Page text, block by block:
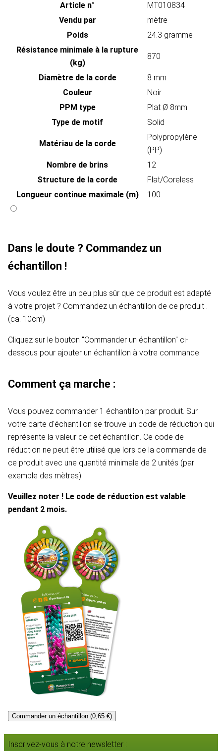
Article n°
MT010834
Vendu par
mètre
Poids
24.3 gramme
Résistance minimale à la rupture
(kg)
870
Diamètre de la corde
8 mm
Couleur
Noir
PPM type
Plat Ø 8mm
Type de motif
Solid
Matériau de la corde
Polypropylène
(PP)
Nombre de brins
12
Structure de la corde
Flat/Coreless
Longueur continue maximale (m)
100
Dans le doute ? Commandez un
échantillon !
Vous voulez être un peu plus sûr que ce produit est adapté
à votre projet ? Commandez un échantillon de ce produit .
(ca. 10cm)
Cliquez sur le bouton "Commander un échantillon" ci-
dessous pour ajouter un échantillon à votre commande.
Comment ça marche :
Vous pouvez commander 1 échantillon par produit. Sur
votre carte d'échantillon se trouve un code de réduction qui
représente la valeur de cet échantillon. Ce code de
réduction ne peut être utilisé que lors de la commande de
ce produit avec une quantité minimale de 2 unités (par
exemple des mètres).
Veuillez noter ! Le code de réduction est valable
pendant 2 mois.
Commander un échantillon (0,65 €)
Inscrivez-vous à notre newsletter :